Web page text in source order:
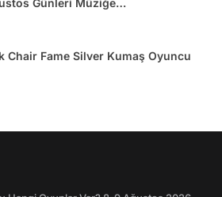
Günleri Müziğe
Chair Fame Silver Kumaş Oyuncu